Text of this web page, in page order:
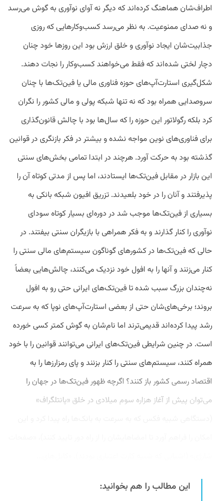
اطراف‌شان هماهنگ کرده‌اند که دیگر نه آوای نوآوری به گوش می‌رسد
و نه صدای ممنوعیت. به نظر می‌رسد کسب‌وکارهایی که روزی
جذابیت‌شان ایجاد نوآوری و خلق ارزش بود این روزها خود چنان
دچار لختی شده‌اند که فقط می‌خواهند کسب‌وکار را نجات دهند.
شکل‌گیری استارت‌آپ‌های حوزه فناوری مالی یا فین‌تک‌ها با چنان
سروصدایی همراه بود که نه تنها شبکه پولی و مالی کشور را نگران
کرد بلکه رگولاتور این حوزه را که سال‌ها بود با چالش قانون‌گذاری
برای فناوری‌های نوین مواجه نشده و بیشتر در فکر بازنگری در قوانین
گذشته بود به حرکت آورد. هرچند در ابتدا تمامی بخش‌های سنتی
این بازار در مقابل فین‌تک‌ها ایستادند، اما پس از مدتی کوتاه آن را
پذیرفتند و آنان را در خود بلعیدند. تزریق افیون شبکه بانکی به
بسیاری از فین‌تک‌ها موجب شد در دوره‌ای بسیار کوتاه سودای
نوآوری را کنار گذارند و به فکر همراهی با بازیگران سنتی بیفتند. در
حالی که فین‌تک‌ها در کشورهای گوناگون سیستم‌های مالی سنتی را
کنار می‌زنند و آنها را به افول خود نزدیک می‌کنند، چالش‌هایی بعضاً
نه‌چندان بزرگ سبب شده تا فین‌تک‌های ایرانی حتی رو به افول
بروند؛ برخی‌های‌شان حتی از بعضی استارت‌آپ‌های نوپا که به سرعت
رشد پیدا کرده‌اند قدیمی‌ترند اما نام‌شان به گوش کمتر کسی خورده
است. در چنین شرایطی فین‌تک‌های ایرانی می‌توانند قوانین را با خود
همراه کنند، سیستم‌های سنتی را کنار بزنند و پای رمزارزها را به
اقتصاد رسمی کشور باز کنند؟ اگرچه ظهور فین‌تک‌ها در جهان را
می‌توان پیش از آغاز هزاره سوم میلادی در خلق «پانتلگراف»
این مطالب را هم بخوانید: